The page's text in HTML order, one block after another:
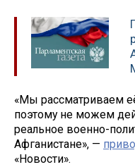
«Мы рассматриваем
поэтому не можем
реальное военно-
Афганистане», —
«Новости».